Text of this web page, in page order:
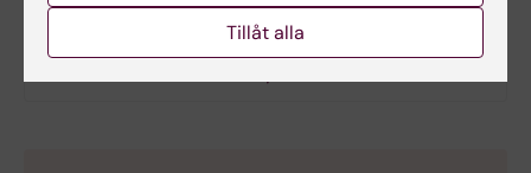
Tillåt alla